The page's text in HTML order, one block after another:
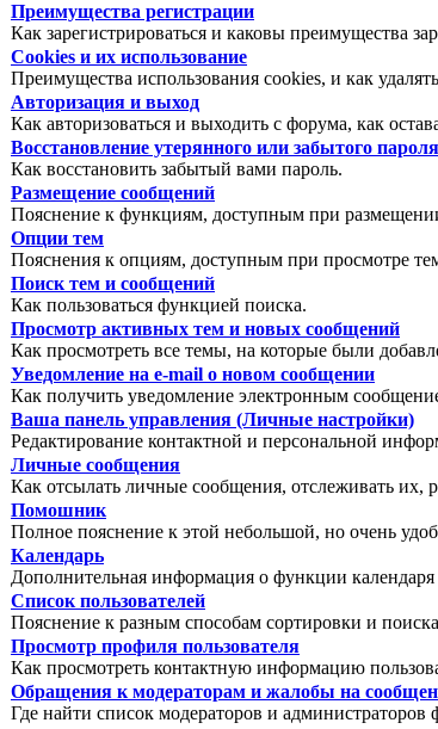
Преимущества регистрации
Как зарегистрироваться и каковы преимущества
Cookies и их использование
Преимущества использования cookies, и как
Авторизация и выход
Как авторизоваться и выходить с форума, как
Восстановление утерянного или забытого пароля
Как восстановить забытый вами пароль.
Размещение сообщений
Пояснение к функциям, доступным при
Опции тем
Пояснения к опциям, доступным при просмотре
Поиск тем и сообщений
Как пользоваться функцией поиска.
Просмотр активных тем и новых сообщений
Как просмотреть все темы, на которые были
Уведомление на е-mail о новом сообщении
Как получить уведомление электронным
Ваша панель управления (Личные настройки)
Редактирование контактной и персональной
Личные сообщения
Как отсылать личные сообщения, отслеживать их,
Помошник
Полное пояснение к этой небольшой, но очень
Календарь
Дополнительная информация о функции
Список пользователей
Пояснение к разным способам сортировки и
Просмотр профиля пользователя
Как просмотреть контактную информацию
Обращения к модераторам и жалобы на
Где найти список модераторов и администраторов